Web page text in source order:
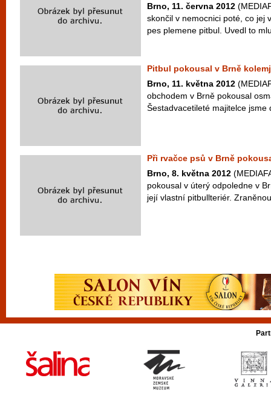
Brno, 11. června 2012
skončil v nemocnici poté, co jej
pes plemene pitbul. Uvedl to
Pitbul pokousal v Brně
Brno, 11. května 2012
obchodem v Brně pokousal
Šestadvacetileté majitelce
Při rvačce psů v Brně
Brno, 8. května 2012
pokousal v úterý odpoledne v
její vlastní pitbullteriér.